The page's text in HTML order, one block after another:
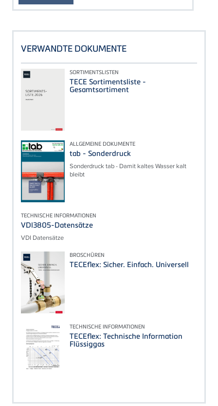
VERWANDTE DOKUMENTE
SORTIMENTSLISTEN
TECE Sortimentsliste -
Gesamtsortiment
ALLGEMEINE DOKUMENTE
tab - Sonderdruck
Sonderdruck tab - Damit kaltes Wasser kalt
bleibt
TECHNISCHE INFORMATIONEN
VDI3805-Datensätze
VDI Datensätze
BROSCHÜREN
TECEflex: Sicher. Einfach. Universell
TECHNISCHE INFORMATIONEN
TECEflex: Technische Information
Flüssiggas